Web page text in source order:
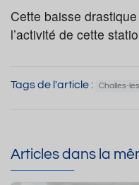
Cette baisse
l’activité de cette
Tags de l'article : Challes-
Articles dans la